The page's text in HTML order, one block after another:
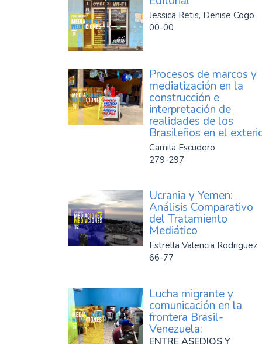
Jessica Retis, Denise Cogo
00-00
Procesos de marcos y
mediatización en la
construcción e
interpretación de
realidades de los
Brasileños en el
Camila Escudero
279-297
Ucrania y Yemen:
Análisis Comparativo
del Tratamiento
Mediático
Estrella Valencia Rodriguez
66-77
Lucha migrante y
comunicación en la
frontera Brasil-
Venezuela:
ENTRE ASEDIOS Y